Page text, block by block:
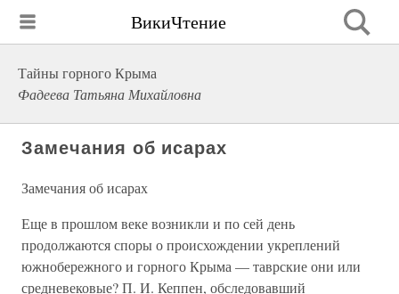
ВикиЧтение
Тайны горного Крыма
Фадеева Татьяна Михайловна
Замечания об исарах
Замечания об исарах
Еще в прошлом веке возникли и по сей день
продолжаются споры о происхождении укреплений
южнобережного и горного Крыма — таврские они или
средневековые? П. И. Кеппен, обследовавший